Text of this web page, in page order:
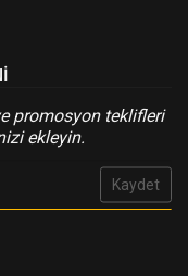
promosyon teklifleri
ekleyin.
Kaydet